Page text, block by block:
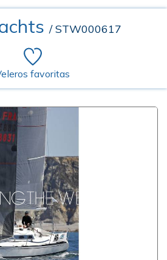
/ STW000617
favoritas